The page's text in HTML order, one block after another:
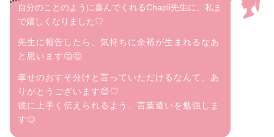
自分のことのように喜んでくれるChapli先生に、私ま
で嬉しくなりました♡
先生に報告したら、気持ちに余裕が生まれるなあ
と思います🤔🤔
幸せのおすそ分けと言っていただけるなんて、あ
りがとうございます😊♡
彼に上手く伝えられるよう、言葉遣いを勉強しま
す◎